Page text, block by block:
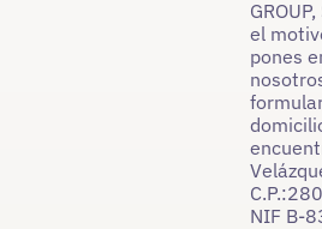
el
pones
NIF B-